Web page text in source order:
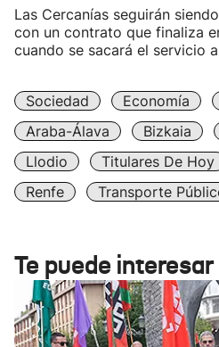
Las Cercanías seguirán
con un contrato que finaliza
cuando se sacará el servicio
Sociedad Economía
Araba-Álava
Bizkaia
Llodio
Titulares De Hoy
Renfe
Transporte
Te puede interesar